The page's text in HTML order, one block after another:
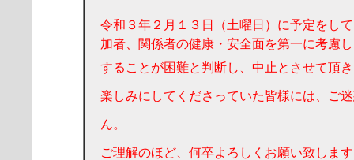
令和３年２月１３日（土曜日）に予定をし
加者、関係者の健康・安全面を第一に考慮
することが困難と判断し、中止とさせて頂
楽しみにしてくださっていた皆様には、ご
ん。
ご理解のほど、何卒よろしくお願い致しま